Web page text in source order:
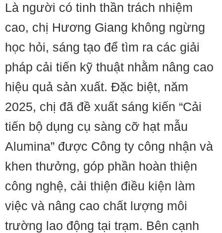
Là người có tinh thần trách nhiệm
cao, chị Hương Giang không ngừng
học hỏi, sáng tạo để tìm ra các giải
pháp cải tiến kỹ thuật nhằm nâng cao
hiệu quả sản xuất. Đặc biệt, năm
2025, chị đã đề xuất sáng kiến “Cải
tiến bộ dụng cụ sàng cỡ hạt mẫu
Alumina” được Công ty công nhận và
khen thưởng, góp phần hoàn thiện
công nghệ, cải thiện điều kiện làm
việc và nâng cao chất lượng môi
trường lao động tại trạm. Bên cạnh